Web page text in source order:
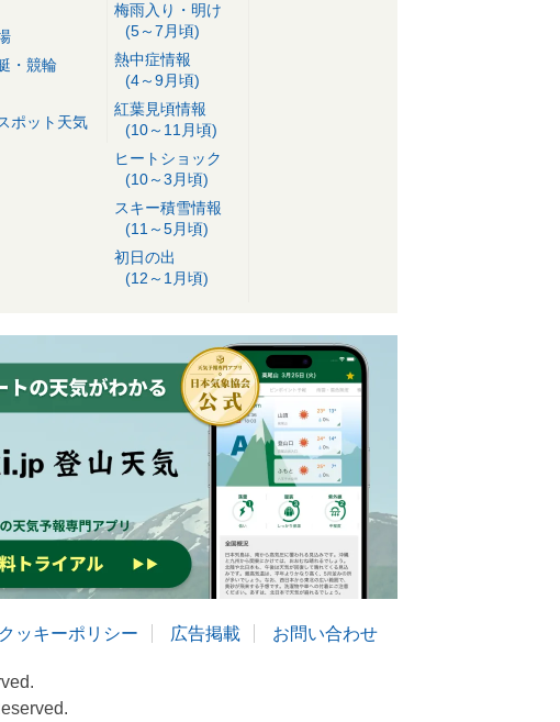
・競輪
ポット天気
梅雨入り・明け
(5～7月頃)
熱中症情報
(4～9月頃)
紅葉見頃情報
(10～11月頃)
ヒートショック
(10～3月頃)
スキー積雪情報
(11～5月頃)
初日の出
(12～1月頃)
クッキーポリシー 広告掲載 お問い合わせ